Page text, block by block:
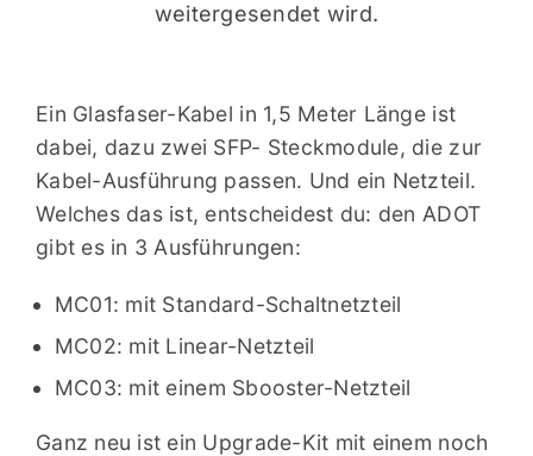
weitergesendet wird.
Ein Glasfaser-Kabel in 1,5 Meter Länge ist
dabei, dazu zwei SFP- Steckmodule, die zur
Kabel-Ausführung passen. Und ein Netzteil.
Welches das ist, entscheidest du: den ADOT
gibt es in 3 Ausführungen:
MC01: mit Standard-Schaltnetzteil
MC02: mit Linear-Netzteil
MC03: mit einem Sbooster-Netzteil
Ganz neu ist ein Upgrade-Kit mit einem noch